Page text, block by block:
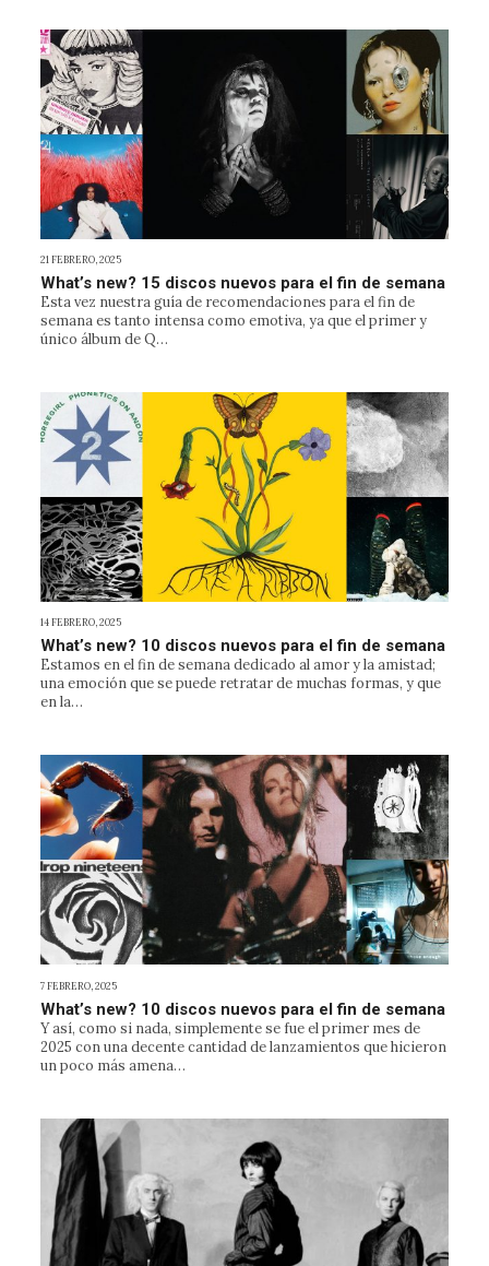
21 FEBRERO, 2025
What’s new? 15 discos nuevos para el fin de semana
Esta vez nuestra guía de recomendaciones para el fin de
semana es tanto intensa como emotiva, ya que el primer y
único álbum de Q…
14 FEBRERO, 2025
What’s new? 10 discos nuevos para el fin de semana
Estamos en el fin de semana dedicado al amor y la amistad;
una emoción que se puede retratar de muchas formas, y que
en la…
7 FEBRERO, 2025
What’s new? 10 discos nuevos para el fin de semana
Y así, como si nada, simplemente se fue el primer mes de
2025 con una decente cantidad de lanzamientos que hicieron
un poco más amena…